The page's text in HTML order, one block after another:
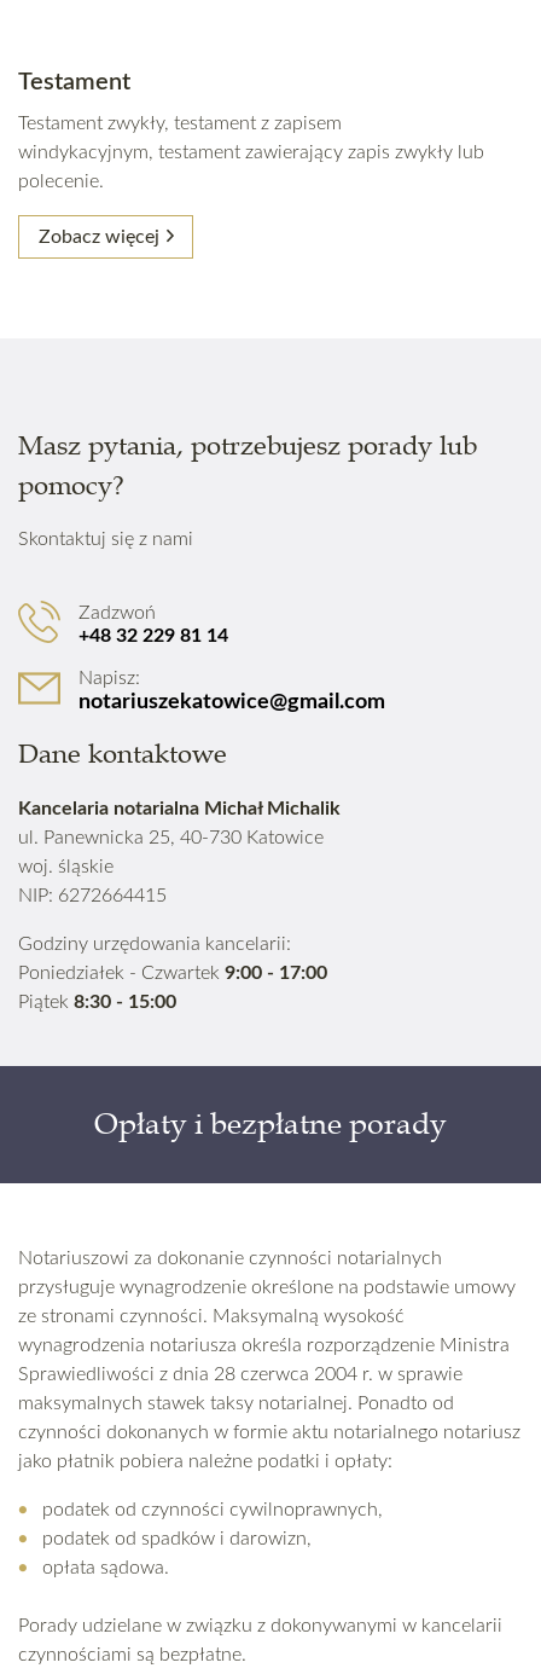
Testament
Testament zwykły, testament z zapisem
windykacyjnym, testament zawierający zapis zwykły lub
polecenie.
Zobacz więcej
Masz pytania, potrzebujesz porady lub
pomocy?
Skontaktuj się z nami
Zadzwoń
+48 32 229 81 14
Napisz:
notariuszekatowice@gmail.com
Dane kontaktowe
Kancelaria notarialna Michał Michalik
ul. Panewnicka 25, 40-730 Katowice
woj. śląskie
NIP: 6272664415
Godziny urzędowania kancelarii:
Poniedziałek - Czwartek 9:00 - 17:00
Piątek 8:30 - 15:00
Opłaty i bezpłatne porady
Notariuszowi za dokonanie czynności notarialnych
przysługuje wynagrodzenie określone na podstawie umowy
ze stronami czynności. Maksymalną wysokość
wynagrodzenia notariusza określa rozporządzenie Ministra
Sprawiedliwości z dnia 28 czerwca 2004 r. w sprawie
maksymalnych stawek taksy notarialnej. Ponadto od
czynności dokonanych w formie aktu notarialnego notariusz
jako płatnik pobiera należne podatki i opłaty:
podatek od czynności cywilnoprawnych,
podatek od spadków i darowizn,
opłata sądowa.
Porady udzielane w związku z dokonywanymi w kancelarii
czynnościami są bezpłatne.